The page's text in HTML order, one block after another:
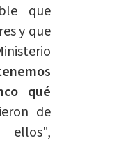
que
y que
qué
de